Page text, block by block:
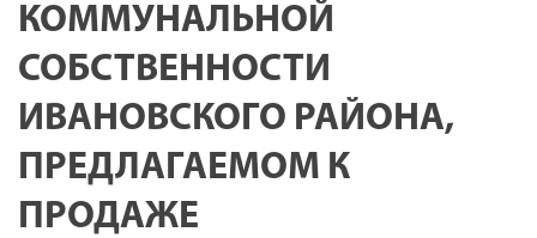
КОММУНАЛЬНОЙ
СОБСТВЕННОСТИ
ИВАНОВСКОГО РАЙОНА,
ПРЕДЛАГАЕМОМ К
ПРОДАЖЕ